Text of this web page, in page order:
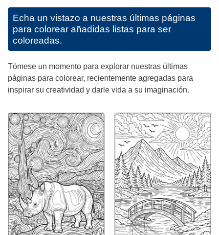
Echa un vistazo a nuestras últimas páginas
para colorear añadidas listas para ser
coloreadas.
Tómese un momento para explorar nuestras últimas
páginas para colorear, recientemente agregadas para
inspirar su creatividad y darle vida a su imaginación.